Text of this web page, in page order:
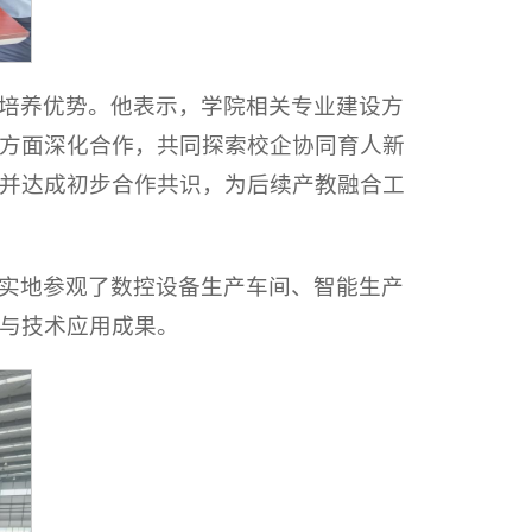
养优势。他表示，学院相关专业建设方
面深化合作，共同探索校企协同育人新
达成初步合作共识，为后续产教融合工
地参观了数控设备生产车间、智能生产
技术应用成果。